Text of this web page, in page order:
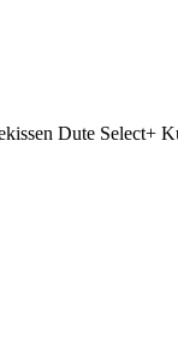
Dute Select+